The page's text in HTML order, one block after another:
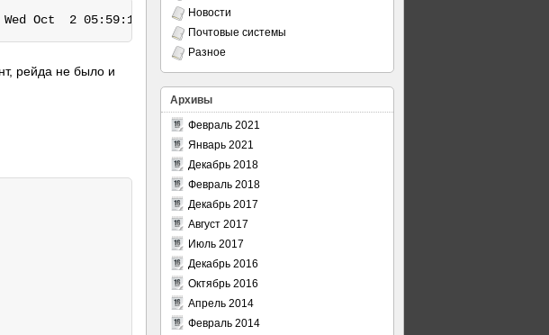
рейда не было и
Новости
Почтовые системы
Разное
Архивы
Февраль 2021
Январь 2021
Декабрь 2018
Февраль 2018
Декабрь 2017
Август 2017
Июль 2017
Декабрь 2016
Октябрь 2016
Апрель 2014
Февраль 2014